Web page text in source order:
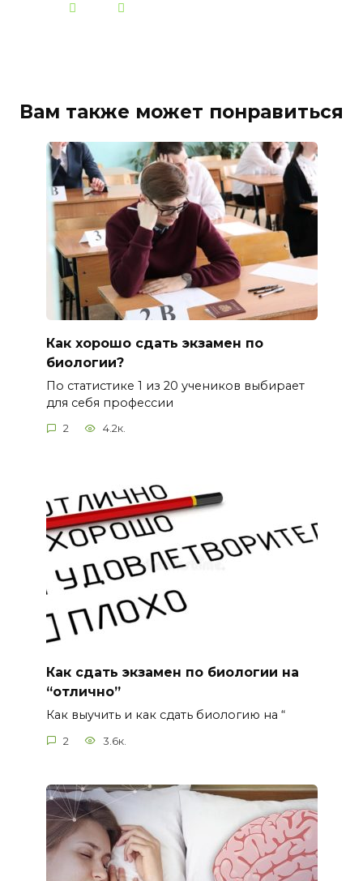
Вам также может понравиться
Как хорошо сдать экзамен по
биологии?
По статистике 1 из 20 учеников выбирает
для себя профессии
2 4.2к.
Как сдать экзамен по биологии на
“отлично”
Как выучить и как сдать биологию на “
2 3.6к.